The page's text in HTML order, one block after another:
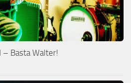
– Basta Walter!